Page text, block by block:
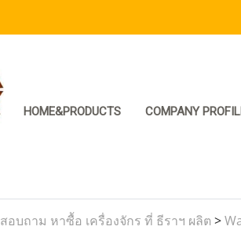
HOME&PRODUCTS COMPANY
สอบถาม หาซื้อ เครื่องจักร ที่ ธีราฯ ผลิต >